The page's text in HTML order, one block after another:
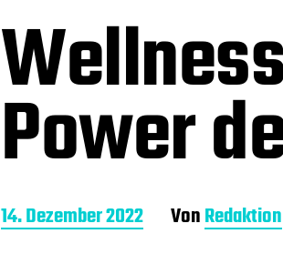
Power
B
e
14. Dezember 2022 VonRedaktion